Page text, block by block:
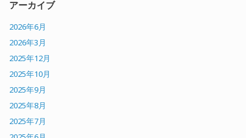
アーカイブ
2026年6月
2026年3月
2025年12月
2025年10月
2025年9月
2025年8月
2025年7月